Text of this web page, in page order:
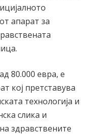
апарат за
80.000 евра, е
кој претставува
технологија и
слика и
здравствените